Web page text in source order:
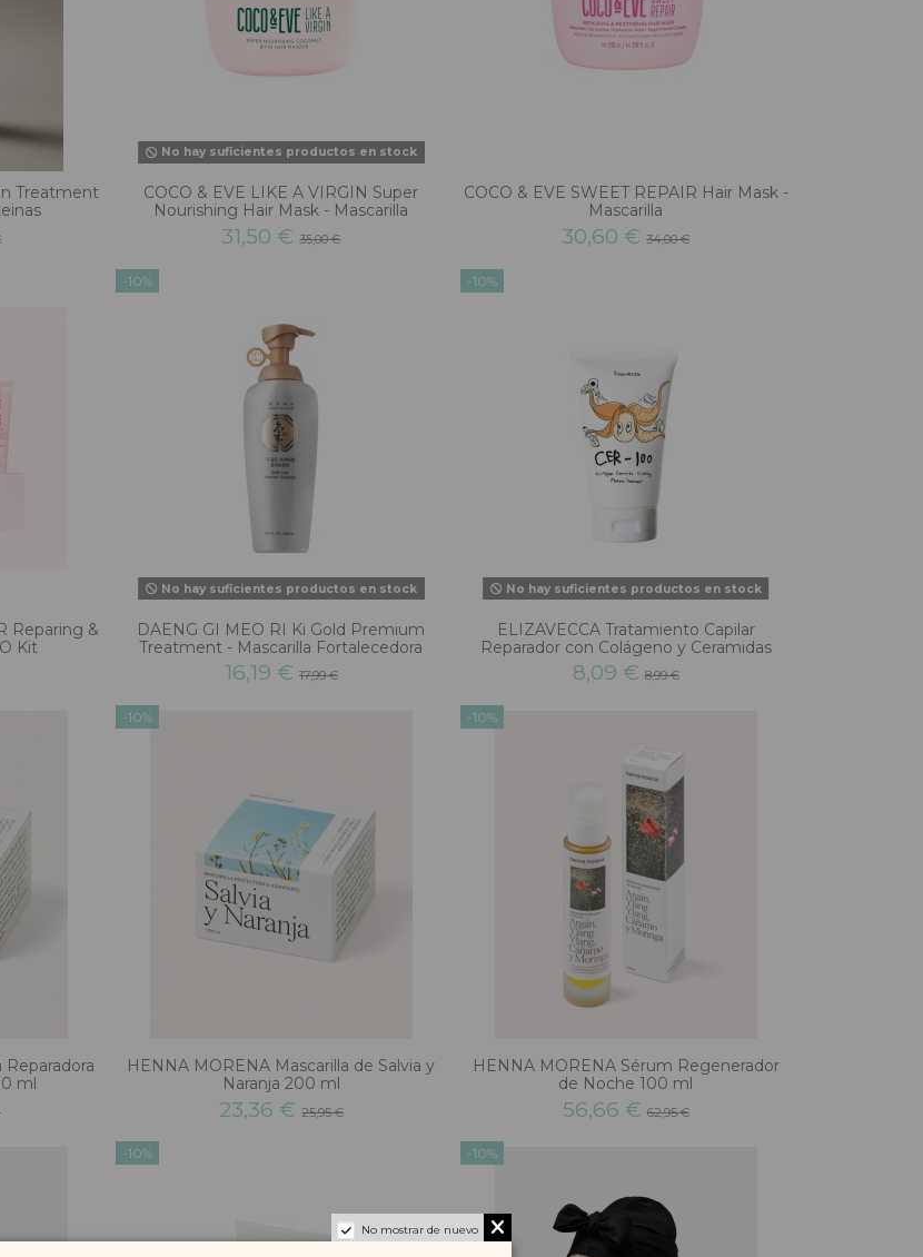
Treatment
No hay suficientes productos en stock
COCO & EVE LIKE A VIRGIN Super
Nourishing Hair Mask - Mascarilla
31,50 €35,00 €
COCO & EVE SWEET REPAIR Hair Mask -
Mascarilla
30,60 €34,00 €
Reparing &
Kit
-10%
No hay suficientes productos en stock
DAENG GI MEO RI Ki Gold Premium
Treatment - Mascarilla Fortalecedora
16,19 € 17,99 €
-10%
No hay suficientes productos en stock
ELIZAVECCA Tratamiento Capilar
Reparador con Colágeno y Ceramidas
8,09 €8,99 €
ml
-10%
HENNA MORENA Mascarilla de Salvia y
Naranja 200 ml
23,36 € 25,95 €
-10%
HENNA MORENA Sérum Regenerador
de Noche 100 ml
56,66 €62,95 €
-10% -10%
No mostrar de nuevo